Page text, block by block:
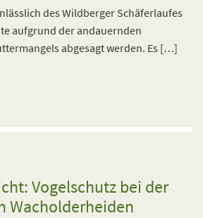
des Wildberger Schäferlaufes
aufgrund der andauernden
abgesagt werden. Es […]
Vogelschutz bei der
Wacholderheiden